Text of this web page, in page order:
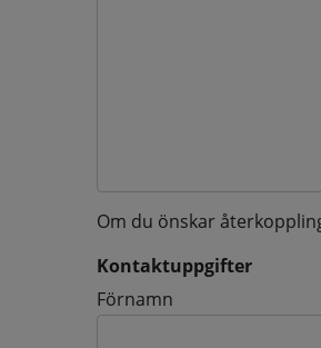
Om du önskar
Kontaktuppgifter
Kontaktuppgifter
Förnamn